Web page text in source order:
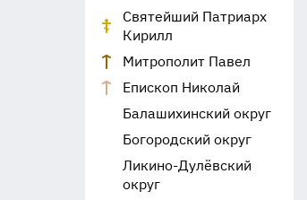
Святейший Патриарх
Кирилл
Митрополит Павел
Епископ Николай
Балашихинский округ
Богородский округ
Ликино-Дулёвский
округ